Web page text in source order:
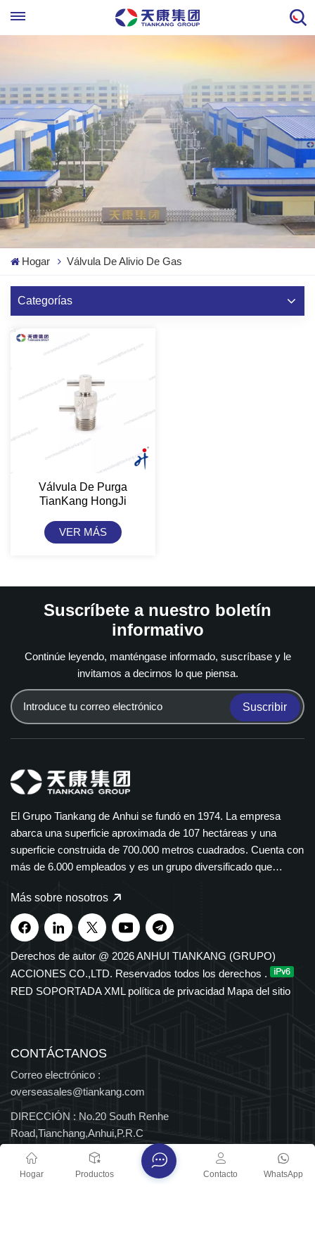
Hogar Válvula De Alivio De Gas
Categorías
Válvula De Purga
TianKang HongJi
VER MÁS
Suscríbete a nuestro boletín
informativo
Continúe leyendo, manténgase informado, suscríbase y le
invitamos a decirnos lo que piensa.
Suscribir
El Grupo Tiankang de Anhui se fundó en 1974. La empresa
abarca una superficie aproximada de 107 hectáreas y una
superficie construida de 700.000 metros cuadrados. Cuenta con
más de 6.000 empleados y es un grupo diversificado que
instrumentos y medidores, cables ópticos, productos médicos y
farmacéuticos, equipos eléctricos inteligentes y bandejas de
cables de polímero. Nuestros productos se utilizan ampliamente
en los sectores petroquímico, eléctrico, de transporte y de
nuevas energías. El Grupo cuenta con derechos de importación
y exportación independientes y ha sido reconocido durante
múltiples distinciones provinciales y nacionales.
Más sobre nosotros
Derechos de autor @ 2026 ANHUI TIANKANG (GRUPO)
ACCIONES CO.,LTD. Reservados todos los derechos .
RED SOPORTADA XML política de privacidad Mapa del sitio
CONTÁCTANOS
Correo electrónico :
overseasales@tiankang.com
DIRECCIÓN : No.20 South Renhe
Road,Tianchang,Anhui,P.R.C
Derechos de autor @ 2026 ANHUI TIANKANG (GRUPO)
Hogar Productos WhatsApp
Contacto